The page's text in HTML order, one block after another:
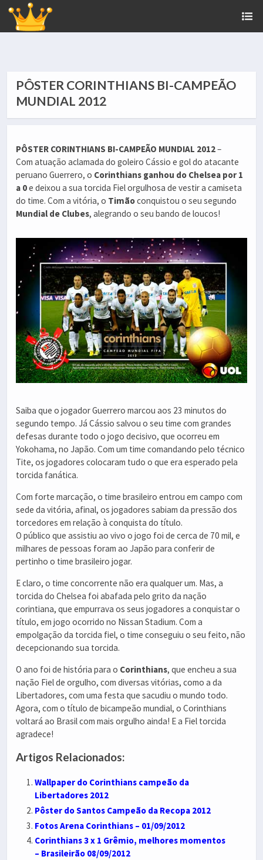
PÔSTER CORINTHIANS BI-CAMPEÃO
MUNDIAL 2012
PÔSTER CORINTHIANS BI-CAMPEÃO MUNDIAL 2012–
Com atuação aclamada do goleiro Cássio e gol do atacante
peruano Guerrero, o Corinthians ganhou do Chelsea por 1
a 0e deixou a sua torcida Fiel orgulhosa de vestir a camiseta
do time. Com a vitória, o Timãoconquistou o seu segundo
Mundial de Clubes, alegrando o seu bando de loucos!
Saiba que o jogador Guerrero marcou aos 23 minutos do
segundo tempo. Já Cássio salvou o seu time com grandes
defesas durante todo o jogo decisivo, que ocorreu em
Yokohama, no Japão. Com um time comandando pelo técnico
Tite, os jogadores colocaram tudo o que era esperado pela
torcida fanática.
Com forte marcação, o time brasileiro entrou em campo com
sede da vitória, afinal, os jogadores sabiam da pressão dos
torcedores em relação à conquista do título.
O público que assistiu ao vivo o jogo foi de cerca de 70 mil, e
milhares de pessoas foram ao Japão para conferir de
pertinho o time brasileiro jogar.
E claro, o time concorrente não era qualquer um. Mas, a
torcida do Chelsea foi abafada pelo grito da nação
corintiana, que empurrava os seus jogadores a conquistar o
título, em jogo ocorrido no Nissan Stadium. Com a
empolgação da torcida fiel, o time conseguiu o seu feito, não
decepcionando sua torcida.
O ano foi de história para o Corinthians, que encheu a sua
nação Fiel de orgulho, com diversas vitórias, como a da
Libertadores, com uma festa que sacudiu o mundo todo.
Agora, com o título de bicampeão mundial, o Corinthians
voltará ao Brasil com mais orgulho ainda! E a Fiel torcida
agradece!
Artigos Relacionados:
Wallpaper do Corinthians campeão da
Libertadores 2012
Pôster do Santos Campeão da Recopa 2012
Fotos Arena Corinthians – 01/09/2012
Corinthians 3 x 1 Grêmio, melhores momentos
– Brasileirão 08/09/2012